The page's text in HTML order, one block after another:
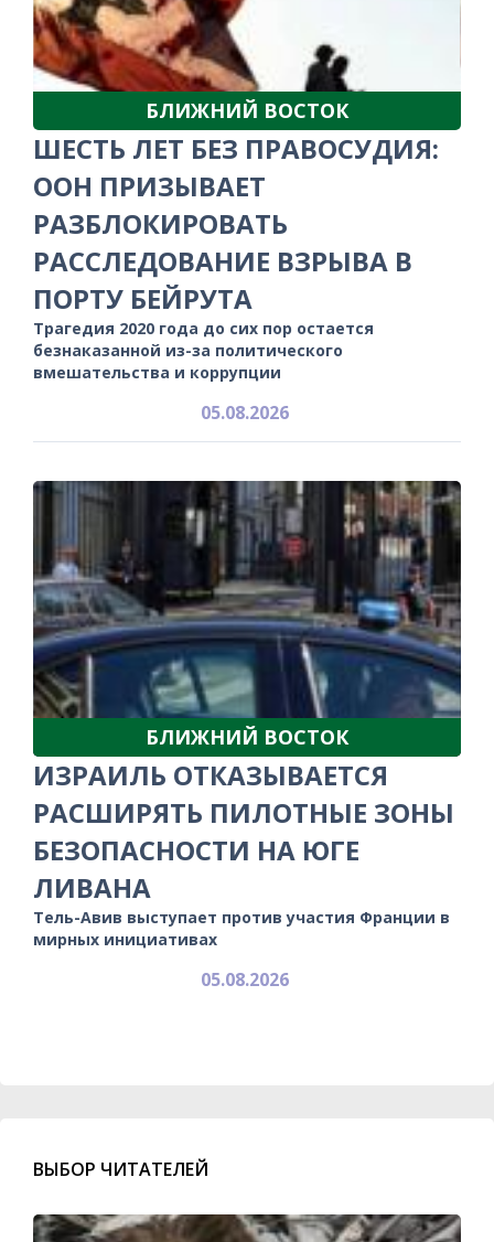
БЛИЖНИЙ ВОСТОК
ШЕСТЬ ЛЕТ БЕЗ ПРАВОСУДИЯ:
ООН ПРИЗЫВАЕТ
РАЗБЛОКИРОВАТЬ
РАССЛЕДОВАНИЕ ВЗРЫВА В
ПОРТУ БЕЙРУТА
Трагедия 2020 года до сих пор остается
безнаказанной из-за политического
вмешательства и коррупции
05.08.2026
БЛИЖНИЙ ВОСТОК
ИЗРАИЛЬ ОТКАЗЫВАЕТСЯ
РАСШИРЯТЬ ПИЛОТНЫЕ ЗОНЫ
БЕЗОПАСНОСТИ НА ЮГЕ
ЛИВАНА
Тель-Авив выступает против участия Франции в
мирных инициативах
05.08.2026
ВЫБОР ЧИТАТЕЛЕЙ